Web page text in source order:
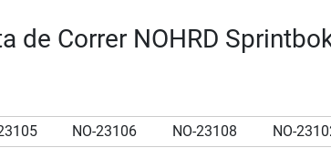
de Correr NOHRD
NO-23106 NO-23108
NO-